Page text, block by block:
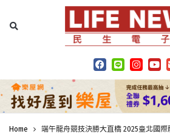
Home 端午龍舟競技決勝大直橋 2025臺北國